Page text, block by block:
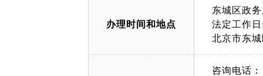
办理时间和地点
东城区政
法定工作
北京市东
咨询电话：